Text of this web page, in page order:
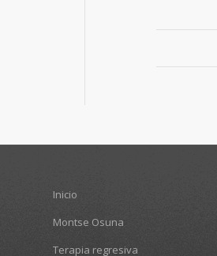
Inicio
Montse Osuna
Terapia regresiva